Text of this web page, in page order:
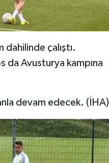
çalıştı.
da Avusturya kampına
devam edecek. (İHA)